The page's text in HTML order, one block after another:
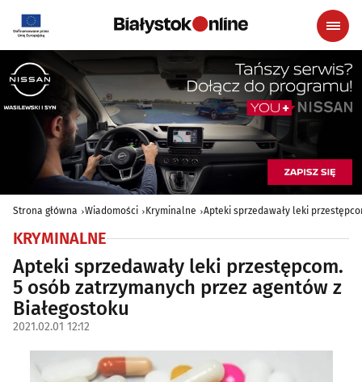
Strona główna Wiadomości Kryminalne Apteki sprzedawały leki
KRYMINALNE
Apteki sprzedawały leki przestępcom.
5 osób zatrzymanych przez agentów z
Białegostoku
2021.02.01 12:12